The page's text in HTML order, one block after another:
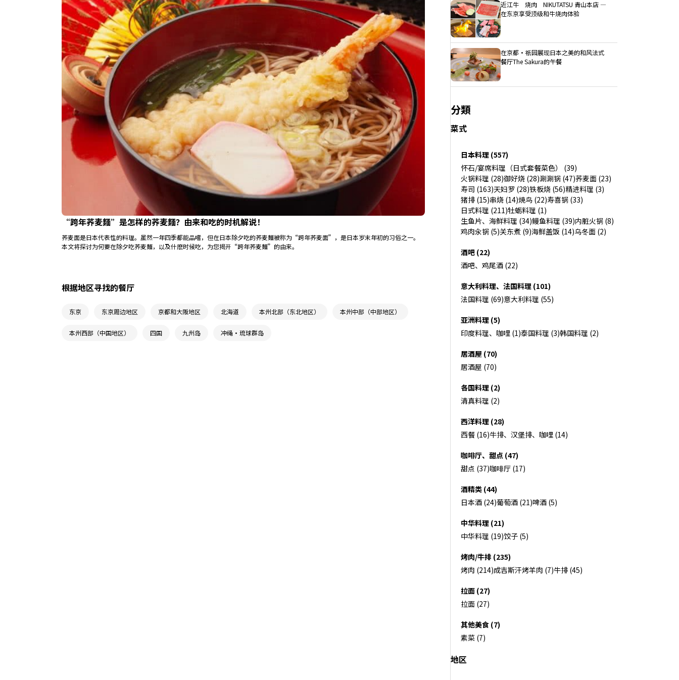
“跨年荞麦麵”是怎样的荞麦麵？由来和吃的时机解说！
荞麦面是日本代表性的料理。虽然一年四季都能品嚐，但在日本除夕吃的荞麦麵被称为“跨年荞麦面”，是日本岁末年初的习俗之一。
本文将探讨为何要在除夕吃荞麦麵，以及什麽时候吃，为您揭开“跨年荞麦麵”的由来。
根据地区寻找的餐厅
东京 东京周边地区 京都和大阪地区 北海道 本州北部（东北地区） 本州中部（中部地区）
本州西部（中国地区） 四国 九州岛 冲绳・琉球群岛
近江牛 烧肉 NIKUTATSU 青山本店 ―
在东京享受顶级和牛烧肉体验
在京都・祇园展现日本之美的和风法式
餐厅The Sakura的午餐
分類
菜式
日本料理 (557)
怀石/宴席料理（日式套餐菜色） (39)
火锅料理 (28)御好烧 (28)涮涮锅 (47)荞麦面 (23)
寿司 (163)天妇罗 (28)铁板烧 (56)精进料理 (3)
猪排 (15)串烧 (14)焼鸟 (22)寿喜锅 (33)
日式料理 (211)牡蛎料理 (1)
生鱼片、海鲜料理 (34)鳗鱼料理 (39)内脏火锅 (8)
鸡肉汆锅 (5)关东煮 (9)海鲜盖饭 (14)乌冬面 (2)
酒吧 (22)
酒吧、鸡尾酒 (22)
意大利料理、法国料理 (101)
法国料理 (69)意大利料理 (55)
亚洲料理 (5)
印度料理、咖哩 (1)泰国料理 (3)韩国料理 (2)
居酒屋 (70)
居酒屋 (70)
各国料理 (2)
清真料理 (2)
西洋料理 (28)
西餐 (16)牛排、汉堡排、咖哩 (14)
咖啡厅、甜点 (47)
甜点 (37)咖啡厅 (17)
酒精类 (44)
日本酒 (24)葡萄酒 (21)啤酒 (5)
中华料理 (21)
中华料理 (19)饺子 (5)
烤肉/牛排 (235)
烤肉 (214)成吉斯汗烤羊肉 (7)牛排 (45)
拉面 (27)
拉面 (27)
其他美食 (7)
素菜 (7)
地区